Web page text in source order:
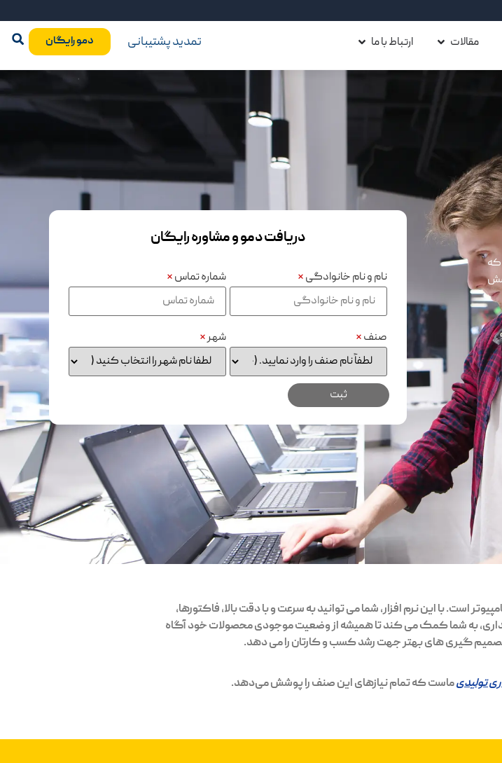
مقالات ارتباط با ما تمدید پشتیبانی دمو رایگان
که
دریافت دمو و مشاوره رایگان
نام و نام خانوادگی* شماره تماس*
صنف* شهر*
است. با این نرم افزار، شما می توانید به سرعت و با دقت بالا، فاکتورها،
به شما کمک می کند تا همیشه از وضعیت موجودی محصولات خود آگاه
تصمیم گیری های بهتر جهت رشد کسب و کارتان را می دهد.
تولیدیماست که تمام نیازهای این صنف را پوشش می‌دهد.